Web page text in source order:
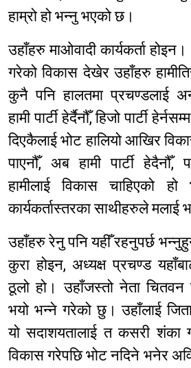
हाम्रो हो भन्नु भएको छ।
उहाँहरु माओवादी कार्यकर्ता होइन।
गरेको विकास देखेर उहाँहरु
कुनै पनि हालतमा प्रचण्डलाई
हामी पार्टी हेर्दैनौँ, हिजो पार्टी
दिएकैलाई भोट हालियो आखिर
पाएनौँ, अब हामी पार्टी हेदैनौँ,
हामीलाई विकास चाहिएको हो
कार्यकर्तास्तरका साथीहरुले मलाई
उहाँहरु रेनु पनि यहीँ रहनुपर्छ
कुरा होइन, अध्यक्ष प्रचण्ड
ठूलो हो। उहाँजस्तो नेता चितवन
भयो भन्ने गरेको छु। उहाँलाई
यो सदाशयतालाई त कसरी शंका
विकास गरेपछि भोट नदिने भनेर